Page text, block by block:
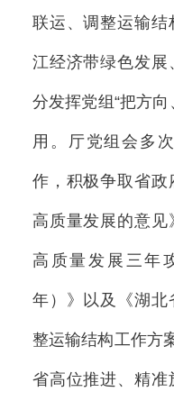
联运、调整运输结
江经济带绿色发
分发挥党组“把方
用。厅党组会多
作，积极争取省政
高质量发展的意
高质量发展三年
年）》以及《湖北
整运输结构工作方
省高位推进、精准